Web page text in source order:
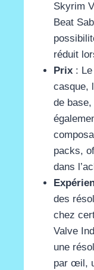
Skyrim
Beat
réduit
Prix :
casque,
de
packs,
dans
des
chez
Valve
une
par œil,